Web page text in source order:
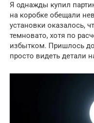
Я однажды купил
на коробке обещали
установки оказалось,
темновато, хотя по
избытком. Пришлось
просто видеть детали